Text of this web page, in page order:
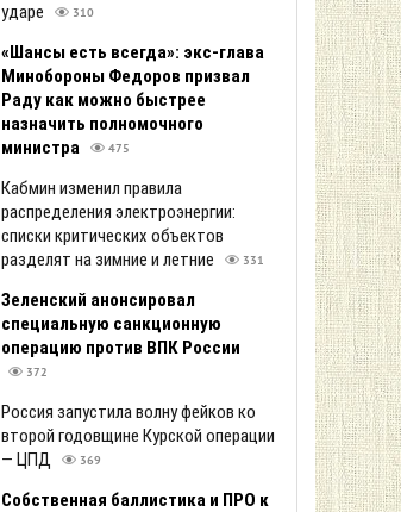
ударе
310
«Шансы есть всегда»: экс-глава
Минобороны Федоров призвал
Раду как можно быстрее
назначить полномочного
министра
475
Кабмин изменил правила
распределения электроэнергии:
списки критических объектов
разделят на зимние и летние
331
Зеленский анонсировал
специальную санкционную
операцию против ВПК России
372
Россия запустила волну фейков ко
второй годовщине Курской операции
— ЦПД
369
Собственная баллистика и ПРО к